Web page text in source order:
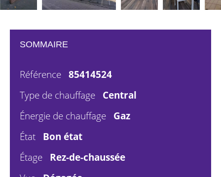
SOMMAIRE
Référence 85414524
Type de chauffage Central
Énergie de chauffage Gaz
État Bon état
Étage Rez-de-chaussée